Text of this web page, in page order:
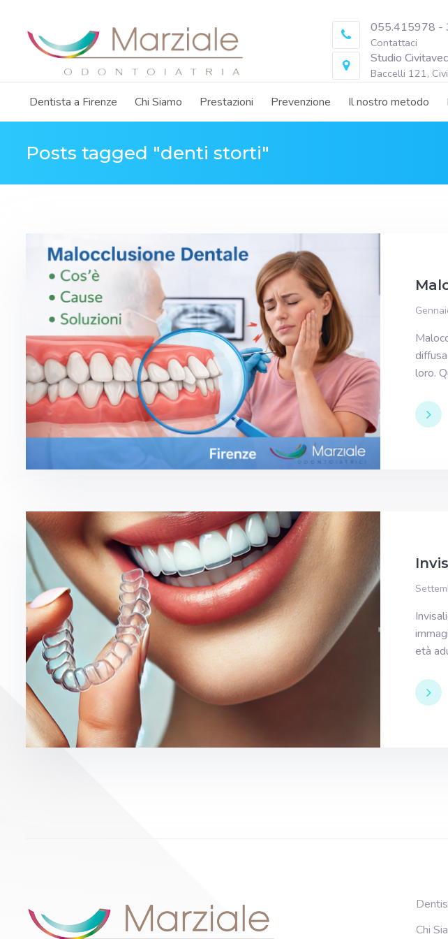
055.415978 -
Contattaci
Studio
Baccelli 121,
Dentista a Firenze Chi Siamo Prestazioni Prevenzione Il nostro metodo
Posts tagged "denti storti"
loro.
età
Chi